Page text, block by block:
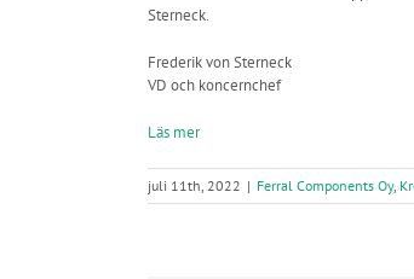
Sterneck.
Frederik von Sterneck
VD och koncernchef
Läs mer
juli 11th, 2022 | Ferral Components Oy,